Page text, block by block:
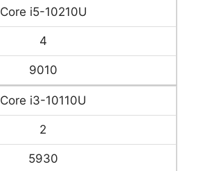
Core i5-10210U
4
9010
Core i3-10110U
2
5930